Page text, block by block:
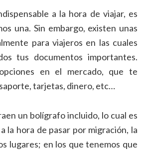
a la hora de viajar, es
una. Sin embargo, existen unas
para viajeros en las cuales
tus documentos importantes.
en el mercado, que te
tarjetas, dinero, etc…
un bolígrafo incluido, lo cual es
la hora de pasar por migración, la
lugares; en los que tenemos que